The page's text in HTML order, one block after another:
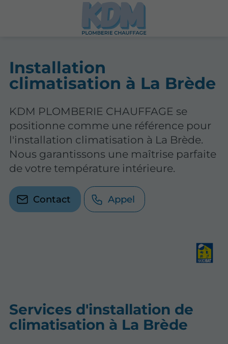
Installation
climatisation à La Brède
KDM PLOMBERIE CHAUFFAGE se
positionne comme une référence pour
l'installation climatisation à La Brède.
Nous garantissons une maîtrise parfaite
de votre température intérieure.
Contact Appel
Services d'installation de
climatisation à La Brède